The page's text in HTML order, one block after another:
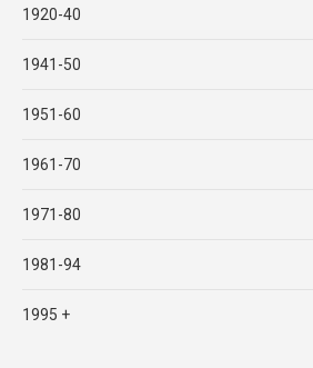
1920-40
1941-50
1951-60
1961-70
1971-80
1981-94
1995 +